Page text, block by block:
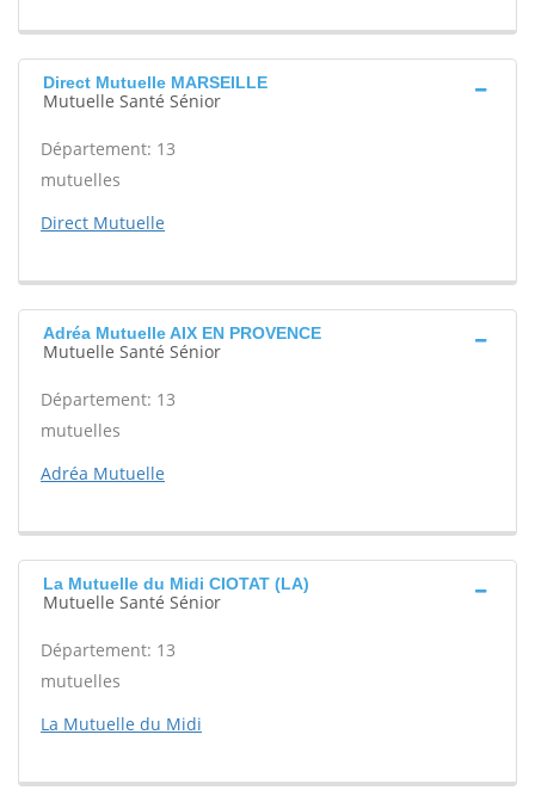
Direct Mutuelle MARSEILLE
Mutuelle Santé Sénior
Département: 13
mutuelles
Direct Mutuelle
Adréa Mutuelle AIX EN PROVENCE
Mutuelle Santé Sénior
Département: 13
mutuelles
Adréa Mutuelle
La Mutuelle du Midi CIOTAT (LA)
Mutuelle Santé Sénior
Département: 13
mutuelles
La Mutuelle du Midi